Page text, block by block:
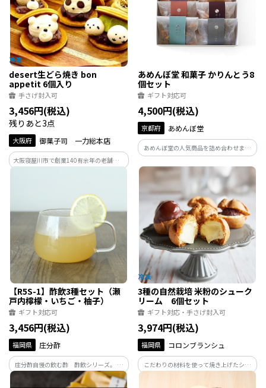
desert生どら焼き bon
appetit 6個入り
手さげ封入可
3,456円(税込)
残りあと3点
大阪府 御菓子司 一力総本店
大阪寝屋川市で創業140有余年の老舗和菓
ら焼きです。あんこと生クリームやクリー
ムチーズを使い可愛くアレンジしまし
た。
あめんぼ堂 和菓子 かりんとう8
個セット
ギフト対応可
4,500円(税込)
京都府 あめんぼ堂
あめんぼ堂の人気商品を詰め合わせまし
た。
【R5S-1】酢飲3種セット（瀬
戸内檸檬・いちご・柚子）
ギフト対応可
3,456円(税込)
福岡県 庄分酢
庄分酢自慢の飲む酢 酢飲シリーズ。 爽
やかな香りとほどよい酸味の瀬戸内檸
檬。 牛乳割りが美味しい人気のいちご。
3種の自然栽培 米粉のシューク
リーム 6個セット
ギフト対応・手さげ封入可
3,974円(税込)
福岡県 コロンブランシュ
こだわりの材料を使って焼き上げたシュ
リーム、優しい甘さのオーガニックチョ